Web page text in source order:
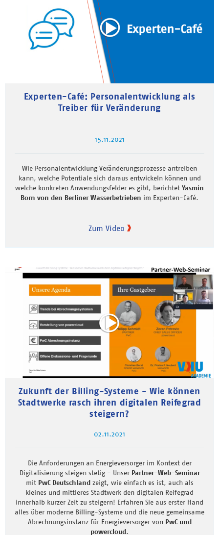
Experten-Café: Personalentwicklung als
Treiber für Veränderung
15.11.2021
Wie Personalentwicklung Veränderungsprozesse antreiben
kann, welche Potentiale sich daraus entwickeln können und
welche konkreten Anwendungsfelder es gibt, berichtet Yasmin
Born von den Berliner Wasserbetrieben im Experten-Café.
Zum Video
Zukunft der Billing-Systeme - Wie können
Stadtwerke rasch ihren digitalen Reifegrad
steigern?
02.11.2021
Die Anforderungen an Energieversorger im Kontext der
Digitalisierung steigen stetig - Unser Partner-Web-Seminar
mit PwC Deutschlandzeigt, wie einfach es ist, auch als
kleines und mittleres Stadtwerk den digitalen Reifegrad
innerhalb kurzer Zeit zu steigern! Erfahren Sie aus erster Hand
alles über moderne Billing-Systeme und die neue gemeinsame
Abrechnungsinstanz für Energieversorger von PwC und
powercloud.